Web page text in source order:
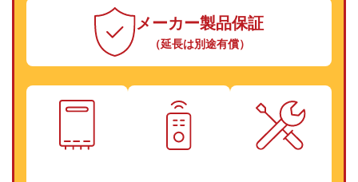
メーカー製品保証
（延長は別途有償）